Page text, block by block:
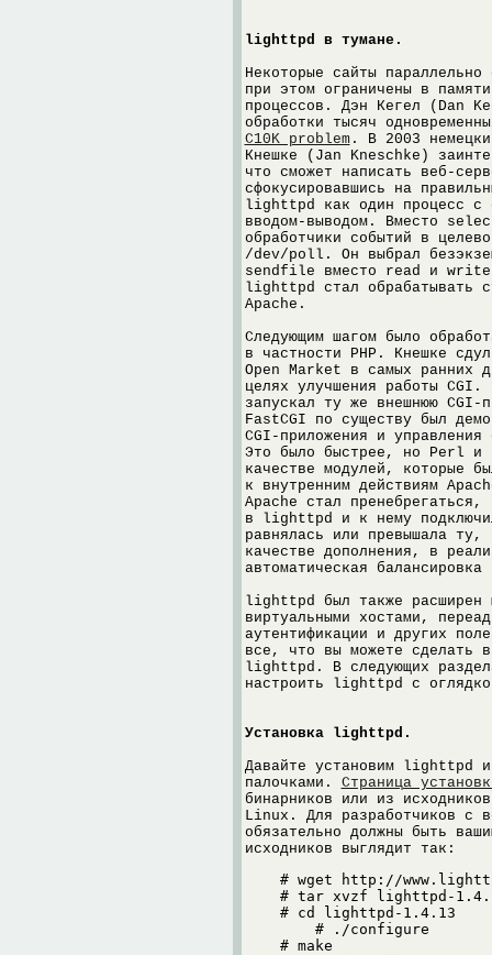
lighttpd в тумане.
Некоторые сайты
при этом ограничены в
процессов. Дэн Кегел (Dan
обработки тысяч
C10K problem. В 2003
Кнешке (Jan Kneschke)
что сможет написать веб-
сфокусировавшись на
lighttpd как один процесс с
вводом-выводом. Вместо
обработчики событий в
/dev/poll. Он выбрал
sendfile вместо read и write.
lighttpd стал обрабатывать
Apache.
Следующим шагом было
в частности PHP. Кнешке
Open Market в самых ранних
целях улучшения работы
запускал ту же внешнюю CGI-
FastCGI по существу был
CGI-приложения и
Это было быстрее, но Perl и
качестве модулей, которые
к внутренним действиям
Apache стал
в lighttpd и к нему
равнялась или превышала
качестве дополнения, в
автоматическая балансировка
lighttpd был также расширен
виртуальными хостами,
аутентификации и других
все, что вы можете сделать
lighttpd. В следующих
настроить lighttpd с
Установка lighttpd.
Давайте установим lighttpd и
палочками. Страница
бинарников или из
Linux. Для разработчиков с
обязательно должны быть
исходников выглядит так:
# wget http://
# tar xvzf lighttpd-
    # cd lighttpd-1.4.13
        # ./configure
    # make